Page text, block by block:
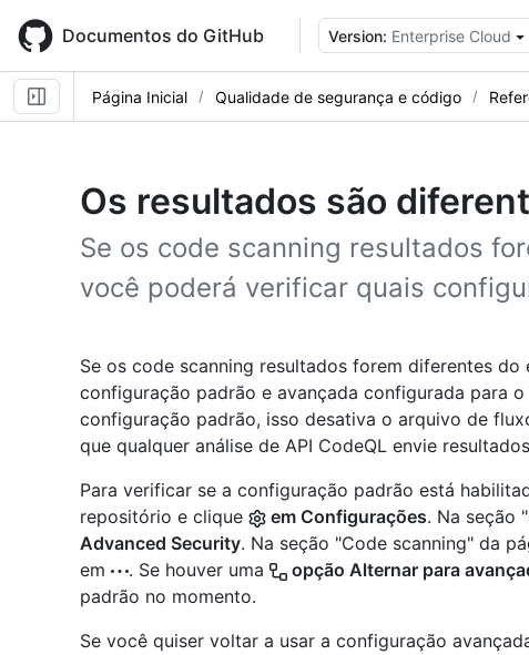
main
content
Documentos do GitHub Version: Enterprise Cloud
Página Inicial Qualidade de segurança e código
Os resultados são
Se os code scanning resultados
você poderá verificar quais
Se os code scanning resultados forem diferentes
configuração padrão e avançada configurada para
configuração padrão, isso desativa o arquivo de
que qualquer análise de API CodeQL envie
Para verificar se a configuração padrão está
repositório e clique
em Configurações. Na seção
Advanced Security. Na seção "Code scanning" da
em
. Se houver uma opção Alternar para
padrão no momento.
Se você quiser voltar a usar a configuração